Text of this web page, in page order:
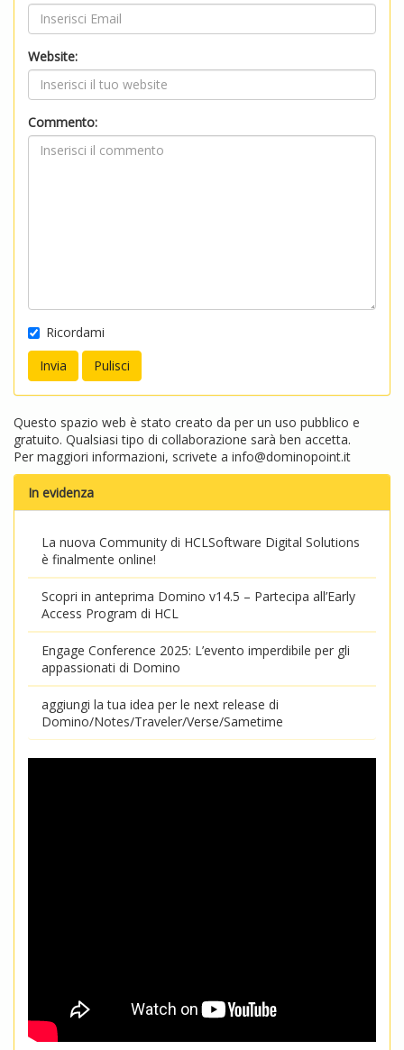
Website:
Commento:
Ricordami
Questo spazio web è stato creato da per un uso pubblico e
gratuito. Qualsiasi tipo di collaborazione sarà ben accetta.
Per maggiori informazioni, scrivete a info@dominopoint.it
In evidenza
La nuova Community di HCLSoftware Digital Solutions
è finalmente online!
Scopri in anteprima Domino v14.5 – Partecipa all’Early
Access Program di HCL
Engage Conference 2025: L’evento imperdibile per gli
appassionati di Domino
aggiungi la tua idea per le next release di
Domino/Notes/Traveler/Verse/Sametime